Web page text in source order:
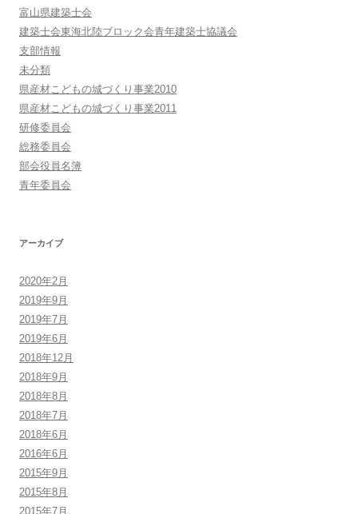
富山県建築士会
建築士会東海北陸ブロック会青年建築士協議会
支部情報
未分類
県産材こどもの城づくり事業2010
県産材こどもの城づくり事業2011
研修委員会
総務委員会
部会役員名簿
青年委員会
アーカイブ
2020年2月
2019年9月
2019年7月
2019年6月
2018年12月
2018年9月
2018年8月
2018年7月
2018年6月
2016年6月
2015年9月
2015年8月
2015年7月